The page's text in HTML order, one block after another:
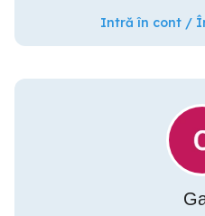
Intră în cont /